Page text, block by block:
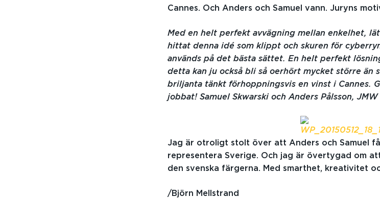
Cannes. Och Anders och Samuel vann. Juryns
Med en helt perfekt avvägning mellan enkelhet,
hittat denna idé som klippt och skuren för
används på det bästa sättet. En helt perfekt
detta kan ju också bli så oerhört mycket större än
briljanta tänkt förhoppningsvis en vinst i Cannes.
jobbat! Samuel Skwarski och Anders Pålsson,
Jag är otroligt stolt över att Anders och Samuel
representera Sverige. Och jag är övertygad om
den svenska färgerna. Med smarthet, kreativitet
/Björn Mellstrand